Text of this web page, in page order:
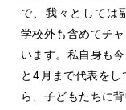
で、我々としては
学校外も含めてチ
います。私自身も今
と4 月まで代表をし
ら、子どもたちに